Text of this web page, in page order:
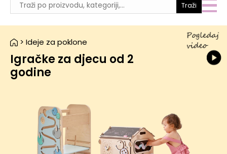
Traži
> Ideje za poklone
Igračke za djecu od 2
godine